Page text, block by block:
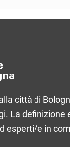
città di
La
esperti/e in